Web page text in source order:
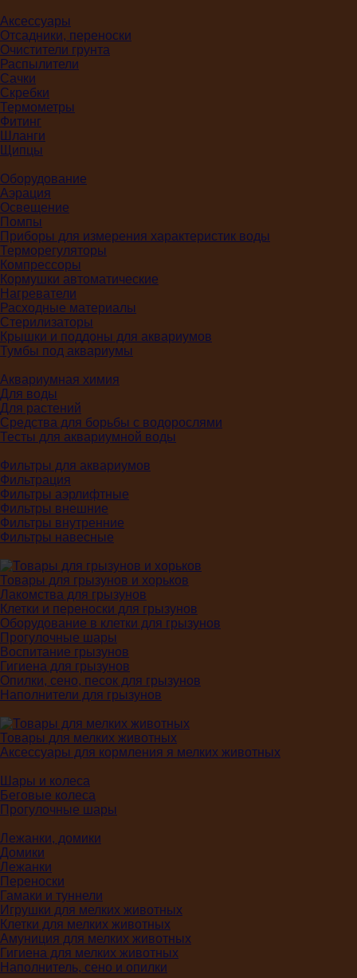
Аксессуары
Отсадники, переноски
Очистители грунта
Распылители
Сачки
Скребки
Термометры
Фитинг
Шланги
Щипцы
Оборудование
Аэрация
Освещение
Помпы
Приборы для измерения характеристик воды
Терморегуляторы
Компрессоры
Кормушки автоматические
Нагреватели
Расходные материалы
Стерилизаторы
Крышки и поддоны для аквариумов
Тумбы под аквариумы
Аквариумная химия
Для воды
Для растений
Средства для борьбы с водорослями
Тесты для аквариумной воды
Фильтры для аквариумов
Фильтрация
Фильтры аэрлифтные
Фильтры внешние
Фильтры внутренние
Фильтры навесные
Товары для грызунов и хорьков
Лакомства для грызунов
Клетки и переноски для грызунов
Оборудование в клетки для грызунов
Прогулочные шары
Воспитание грызунов
Гигиена для грызунов
Опилки, сено, песок для грызунов
Наполнители для грызунов
Товары для мелких животных
Аксессуары для кормления я мелких животных
Шары и колеса
Беговые колеса
Прогулочные шары
Лежанки, домики
Домики
Лежанки
Переноски
Гамаки и туннели
Игрушки для мелких животных
Клетки для мелких животных
Амуниция для мелких животных
Гигиена для мелких животных
Наполнитель, сено и опилки